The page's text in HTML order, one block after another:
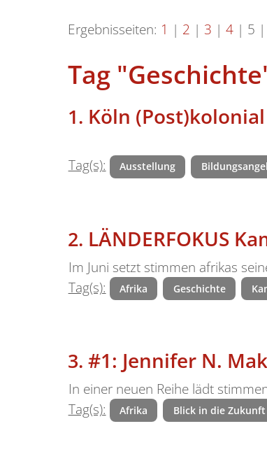
Ergebnisseiten: 1 | 2 | 3 | 4 | 5 |
Tag
Köln
Tag(s): Ausstellung
LÄNDERFOKUS
Im Juni setzt stimmen afrikas
Tag(s):
Afrika Geschichte
#1: Jennifer N.
In einer neuen Reihe lädt
Tag(s):
Afrika Blick in die Zukunft